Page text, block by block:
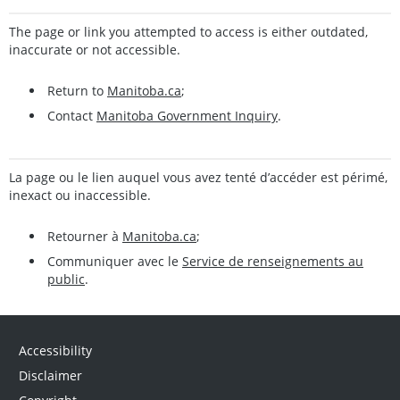
The page or link you attempted to access is either outdated,
inaccurate or not accessible.
Return to Manitoba.ca;
Contact Manitoba Government Inquiry.
La page ou le lien auquel vous avez tenté d’accéder est périmé,
inexact ou inaccessible.
Retourner à Manitoba.ca;
Communiquer avec le Service de renseignements au
public.
Accessibility
Disclaimer